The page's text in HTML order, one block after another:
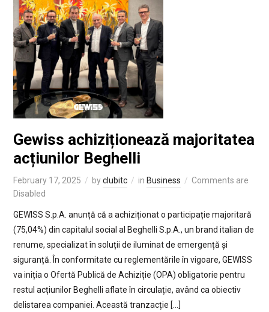
Gewiss achiziționează majoritatea
acțiunilor Beghelli
February 17, 2025 byclubitc in Business
Comments are
Disabled
GEWISS S.p.A. anunță că a achiziționat o participație majoritară
(75,04%) din capitalul social al Beghelli S.p.A., un brand italian de
renume, specializat în soluții de iluminat de emergență și
siguranță. În conformitate cu reglementările în vigoare, GEWISS
va iniția o Ofertă Publică de Achiziție (OPA) obligatorie pentru
restul acțiunilor Beghelli aflate în circulație, având ca obiectiv
delistarea companiei. Această tranzacție […]